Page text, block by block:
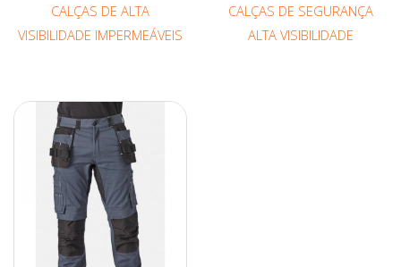
CALÇAS DE ALTA
VISIBILIDADE IMPERMEÁVEIS
CALÇAS DE SEGURANÇA
ALTA VISIBILIDADE